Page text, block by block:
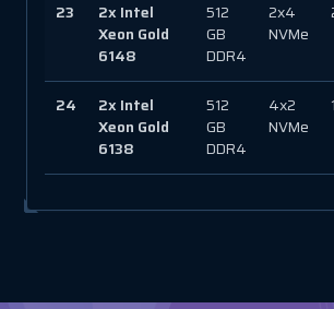
23
2x Intel
Xeon Gold
6148
512
GB
DDR4
2x4
NVMe
24
2x Intel
Xeon Gold
6138
512
GB
DDR4
4x2
NVMe